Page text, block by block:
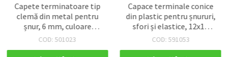
Capete terminatoare tip
clemă din metal pentru
șnur, 6 mm, culoare
argintie – pachet de 50
COD: 501023
Capace terminale conice
din plastic pentru șnururi,
sfori și elastice, 12x11
mm, orificiu 4 mm, negru,
COD: 591053